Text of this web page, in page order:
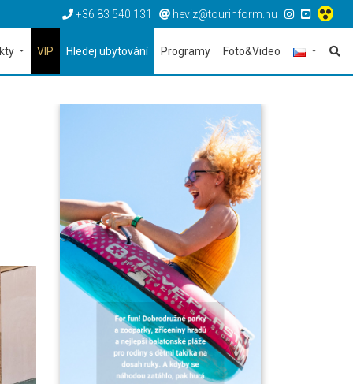
+36 83 540 131 heviz@tourinform.hu
VIP Hledej ubytování Programy Foto&Video